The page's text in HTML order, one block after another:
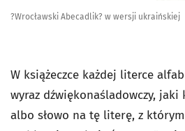
?Wrocławski Abecadlik? w wersji ukraińskiej
W książeczce każdej literce
wyraz dźwiękonaśladowczy, jaki
albo słowo na tę literę, z